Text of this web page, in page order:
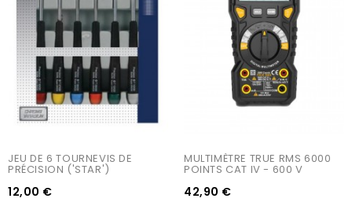
JEU DE 6 TOURNEVIS DE
PRÉCISION ('STAR')
12,00 €
MULTIMÈTRE TRUE RMS 6000
POINTS CAT IV - 600 V
42,90 €